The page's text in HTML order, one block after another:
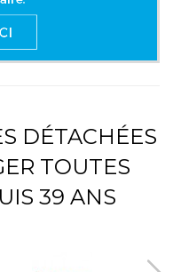
DÉTACHÉES
TOUTES
39 ANS